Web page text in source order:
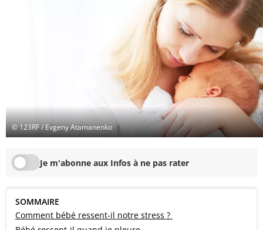
© 123RF / Evgeny Atamanenko
Je m'abonne aux Infos à ne pas rater
SOMMAIRE
Comment bébé ressent-il notre stress ?